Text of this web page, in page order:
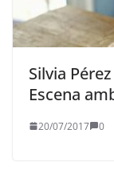
Silvia
Escena
20/07/2017 0